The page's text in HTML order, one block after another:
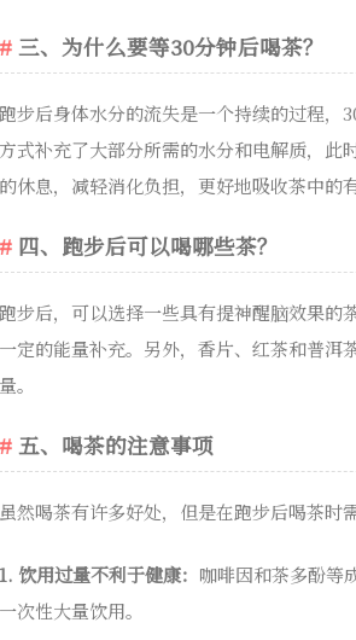
三、为什么要等30分钟后喝茶？
跑步后身体水分的流失是一个持续的过程
方式补充了大部分所需的水分和电解质，此
的休息，减轻消化负担，更好地吸收茶中的
四、跑步后可以喝哪些茶？
跑步后，可以选择一些具有提神醒脑效果的
一定的能量补充。另外，香片、红茶和普洱
量。
五、喝茶的注意事项
虽然喝茶有许多好处，但是在跑步后喝茶时
1. 饮用过量不利于健康： 咖啡因和茶多酚等
一次性大量饮用。